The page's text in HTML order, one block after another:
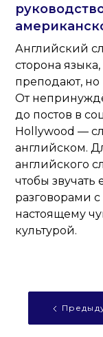
Английский
сторона
преподают, но
От
до постов в
Hollywood —
английском.
английского
чтобы звучать
разговорами
настоящему
культурой.